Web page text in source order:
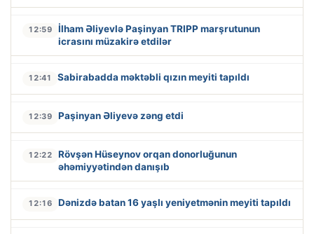
12:59
İlham Əliyevlə Paşinyan TRIPP marşrutunun
icrasını müzakirə etdilər
12:41 Sabirabadda məktəbli qızın meyiti tapıldı
12:39 Paşinyan Əliyevə zəng etdi
12:22
Rövşən Hüseynov orqan donorluğunun
əhəmiyyətindən danışıb
12:16 Dənizdə batan 16 yaşlı yeniyetmənin meyiti tapıldı